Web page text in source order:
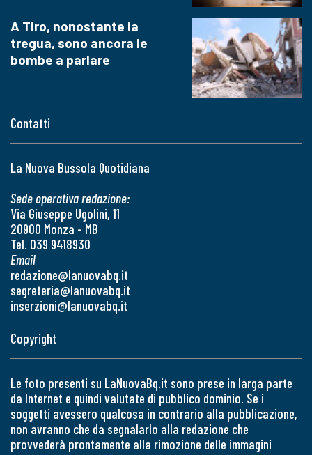
Contatti
La Nuova Bussola Quotidiana
Sede operativa redazione:
Via Giuseppe Ugolini, 11
20900 Monza - MB
Tel. 039 9418930
Email
redazione@lanuovabq.it
segreteria@lanuovabq.it
inserzioni@lanuovabq.it
A Tiro, nonostante la
tregua, sono ancora le
bombe a parlare
Copyright
Le foto presenti su LaNuovaBq.it sono prese in larga parte
da Internet e quindi valutate di pubblico dominio. Se i
soggetti avessero qualcosa in contrario alla pubblicazione,
non avranno che da segnalarlo alla redazione che
provvederà prontamente alla rimozione delle immagini